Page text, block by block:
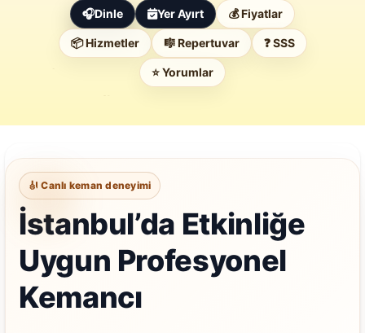
🎧Dinle Yer Ayırt 💰 Fiyatlar
📦 Hizmetler 🎼 Repertuvar ❓ SSS
⭐ Yorumlar
🎻 Canlı keman deneyimi
İstanbul’da Etkinliğe
Uygun Profesyonel
Kemancı